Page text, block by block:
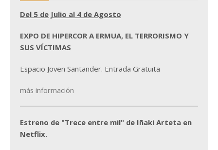
Del 5 de Julio al 4 de Agosto
EXPO DE HIPERCOR A ERMUA, EL TERRORISMO Y
SUS VÍCTIMAS
Espacio Joven Santander. Entrada Gratuita
más información
Estreno de "Trece entre mil" de Iñaki Arteta en
Netflix.